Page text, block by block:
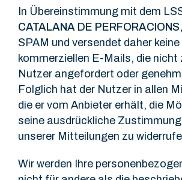
In Übereinstimmung mit dem
CATALANA DE
SPAM und versendet daher keine
kommerziellen E-Mails, die nicht
Nutzer angefordert oder
Folglich hat der Nutzer in allen
die er vom Anbieter erhält, die
seine ausdrückliche
unserer Mitteilungen zu
Wir werden Ihre